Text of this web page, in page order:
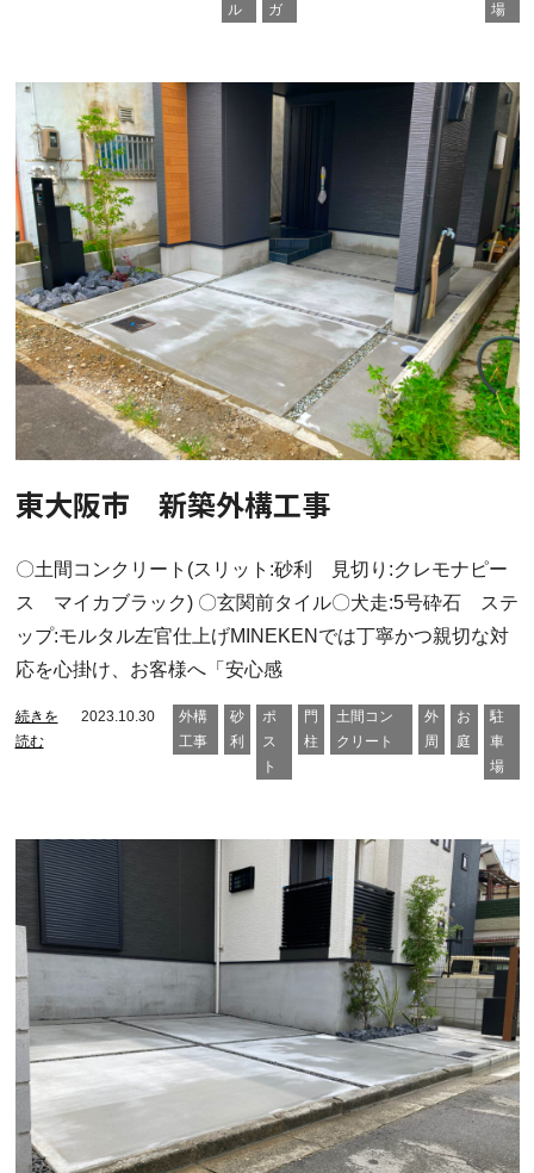
ル
ガ
場
東大阪市 新築外構工事
〇土間コンクリート(スリット:砂利 見切り:クレモナピー
ス マイカブラック) 〇玄関前タイル〇犬走:5号砕石 ステ
ップ:モルタル左官仕上げMINEKENでは丁寧かつ親切な対
応を心掛け、お客様へ「安心感
続きを
読む
2023.10.30
外構
工事
砂
利
ポ
ス
ト
門
柱
土間コン
クリート
外
周
お
庭
駐
車
場